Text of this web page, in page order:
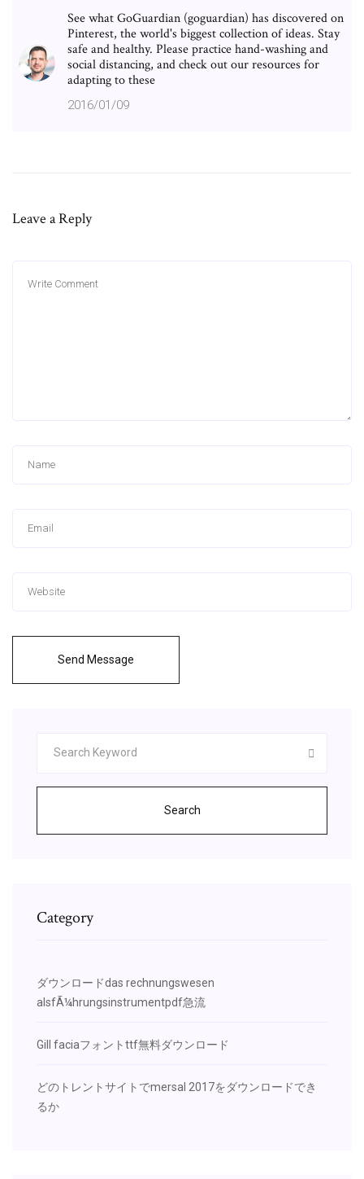
See what GoGuardian (goguardian) has discovered on
Pinterest, the world's biggest collection of ideas. Stay
safe and healthy. Please practice hand-washing and
social distancing, and check out our resources for
adapting to these
2016/01/09
Leave a Reply
Send Message
Search
Category
ダウンロードdas rechnungswesen
alsfÃ¼hrungsinstrumentpdf急流
Gill faciaフォントttf無料ダウンロード
どのトレントサイトでmersal 2017をダウンロードでき
るか